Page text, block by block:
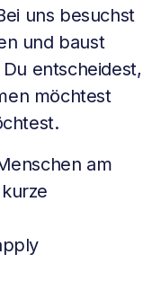
uns besuchst
und baust
entscheidest,
möchtest
am